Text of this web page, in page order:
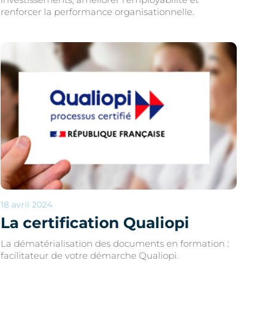
renforcer la performance organisationnelle.
18 avril 2024
La certification Qualiopi
La dématérialisation des documents en formation :
facilitateur de votre démarche Qualiopi.